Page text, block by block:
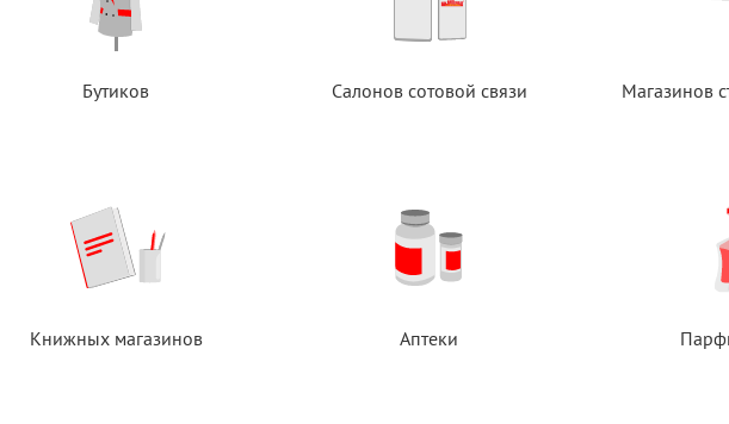
Бутиков Салонов сотовой связи Магазинов
Книжных магазинов Аптеки